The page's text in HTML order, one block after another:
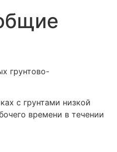
грунтово-
с грунтами низкой
времени в течении